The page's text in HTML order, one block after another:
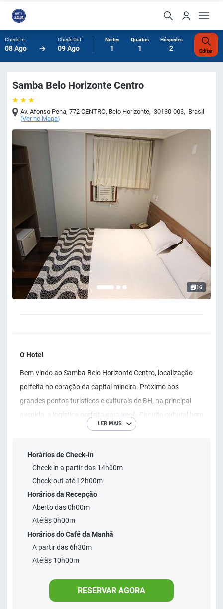
Check-In
08 Ago
Check-Out
09 Ago
Noites
1
Quartos
1
Hóspedes
2 Editar
Samba Belo Horizonte Centro
Av. Afonso Pena, 772 CENTRO, Belo Horizonte, 30130-003, Brasil
(Ver no Mapa)
16
O Hotel
Bem-vindo ao Samba Belo Horizonte Centro, localização
perfeita no coração da capital mineira. Próximo aos
grandes pontos turísticos e culturais de BH, na principal
avenida, a logística perfeita para você. Circuito cultural bem
a mão, como Palácio das Artes, o imperdível Mercado
diversos eventos culturais ofertados pela cidade.
LER MAIS
Horários de Check-in
Check-in a partir das 14h00m
Check-out até 12h00m
Horários da Recepção
Aberto das 0h00m
Até às 0h00m
Horários do Café da Manhã
A partir das 6h30m
Até às 10h00m
RESERVAR AGORA